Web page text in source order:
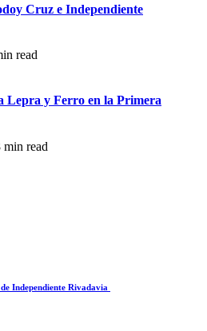
Cruz e Independiente
read
y Ferro en la Primera
min read
Independiente Rivadavia